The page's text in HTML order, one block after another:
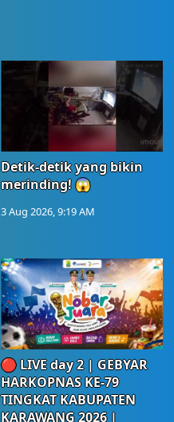
Detik-detik yang bikin
merinding! 😱
3 Aug 2026, 9:19 AM
🔴 LIVE day 2 | GEBYAR
HARKOPNAS KE-79
TINGKAT KABUPATEN
KARAWANG 2026 |